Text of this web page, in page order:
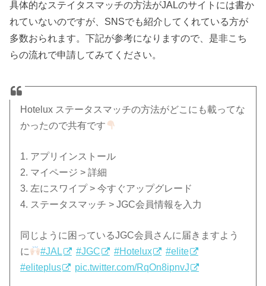
具体的なステイタスマッチの方法がJALのサイトには書か
れていないのですが、SNSでも紹介してくれている方が
多数おられます。下記が参考になりますので、是非こち
らの流れで申請してみてください。
Hotelux ステータスマッチの方法がどこにも載ってな
かったので共有です
1. アプリインストール
2. マイページ > 詳細
3. 左にスワイプ > 今すぐアップグレード
4. ステータスマッチ > JGC会員情報を入力
同じように困っているJGC会員さんに届きますよう
に
#JAL #JGC #Hotelux
#elite
#eliteplus
pic.twitter.com/RqOn8ipnvJ